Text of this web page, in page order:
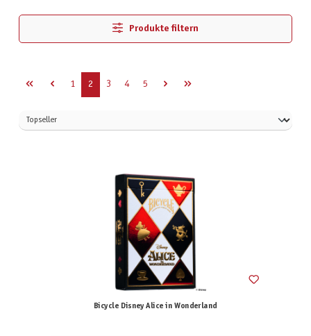
Produkte filtern
Seite
1 Seite
2 Seite
3 Seite
4 Seite
5
Bicycle Disney Alice in Wonderland